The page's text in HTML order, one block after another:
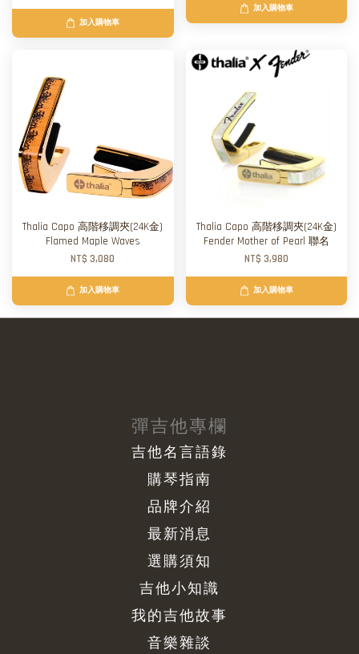
加入購物車
加入購物車
Thalia Capo 高階移調夾(24K金)
Flamed Maple Waves
NT$ 3,080
加入購物車
Thalia Capo 高階移調夾(24K金)
Fender Mother of Pearl 聯名
NT$ 3,980
加入購物車
彈吉他專欄
吉他名言語錄
購琴指南
品牌介紹
最新消息
選購須知
吉他小知識
我的吉他故事
音樂雜談